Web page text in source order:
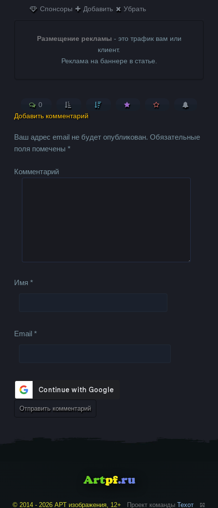
Спонсоры Добавить Убрать
Размещение рекламы - это трафик вам или
клиент.
Реклама на баннере в статье.
0
Добавить комментарий
Ваш адрес email не будет опубликован. Обязательные
поля помечены*
Комментарий
Имя*
Email*
© 2014 - 2026 АРТ изображения, 12+ Проект команды Техот 𝌴